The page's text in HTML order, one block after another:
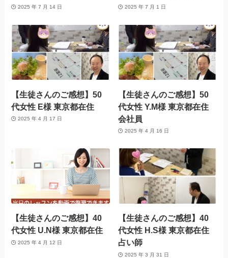
2025 年 7 月 14 日 2025 年 7 月 1 日
【生徒さんのご感想】50
代女性 E様 東京都在住
2025 年 4 月 17 日
【生徒さんのご感想】50
代女性 Y.M様 東京都在住
会社員
2025 年 4 月 16 日
【生徒さんのご感想】40
代女性 U.N様 東京都在住
2025 年 4 月 12 日
【生徒さんのご感想】40
代女性 H.S様 東京都在住
占い師
2025 年 3 月 31 日